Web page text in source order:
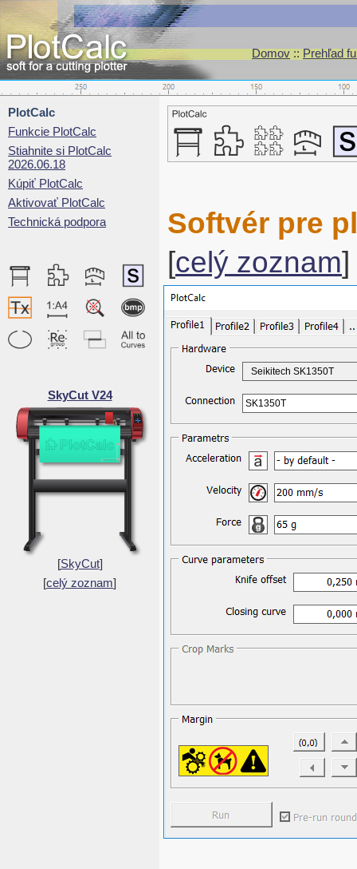
Domov::Prehľad
PlotCalc
Funkcie PlotCalc
Stiahnite si PlotCalc
2026.06.18
Kúpiť PlotCalc
Aktivovať PlotCalc
Technická podpora
SkyCut V24
[SkyCut]
[celý zoznam]
Softvér pre
[celý zoznam]
Seikitech SK1350T
SK1350T